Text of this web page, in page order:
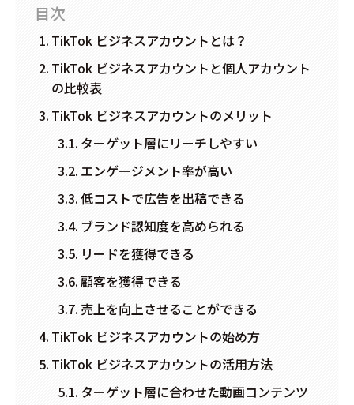
目次
TikTok ビジネスアカウントとは？
TikTok ビジネスアカウントと個人アカウント
の比較表
TikTok ビジネスアカウントのメリット
ターゲット層にリーチしやすい
エンゲージメント率が高い
低コストで広告を出稿できる
ブランド認知度を高められる
リードを獲得できる
顧客を獲得できる
売上を向上させることができる
TikTok ビジネスアカウントの始め方
TikTok ビジネスアカウントの活用方法
ターゲット層に合わせた動画コンテンツ